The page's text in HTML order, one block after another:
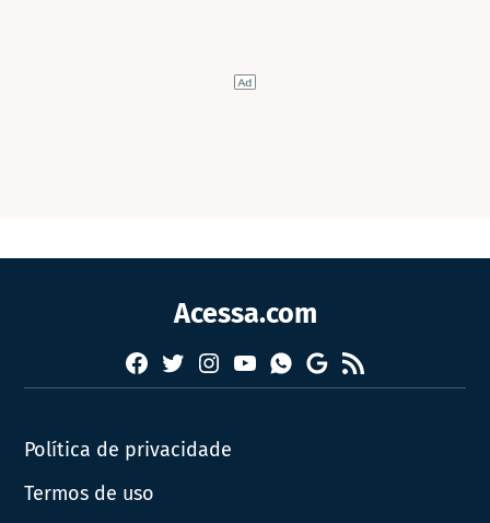
Acessa.com
Facebook
TwitterInstagram
YouTubeWhatsapp
Google
News
RSS
Política de privacidade
Termos de uso